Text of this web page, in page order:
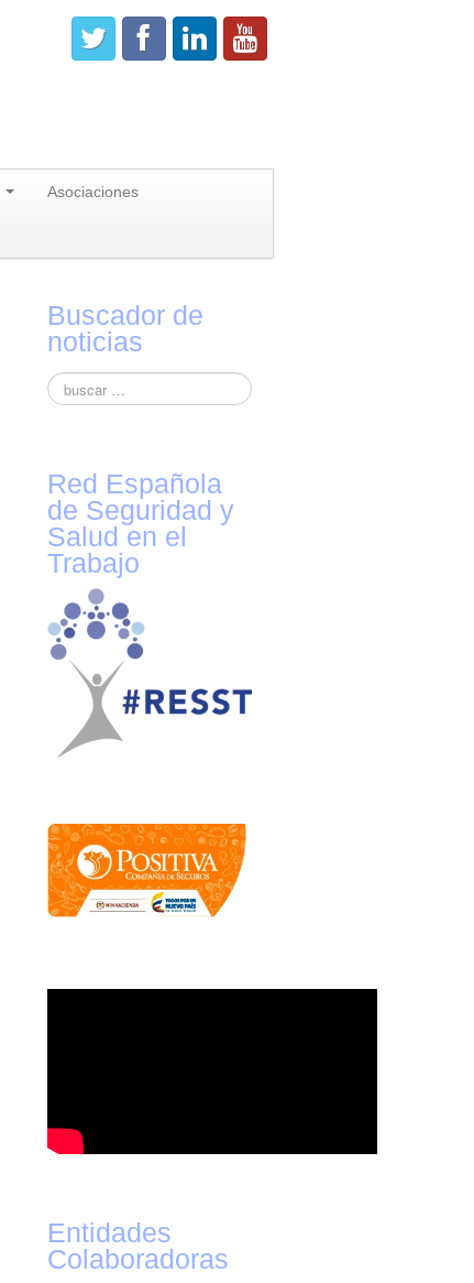
Asociaciones
Buscador de
noticias
Red Española
de Seguridad y
Salud en el
Trabajo
Entidades
Colaboradoras